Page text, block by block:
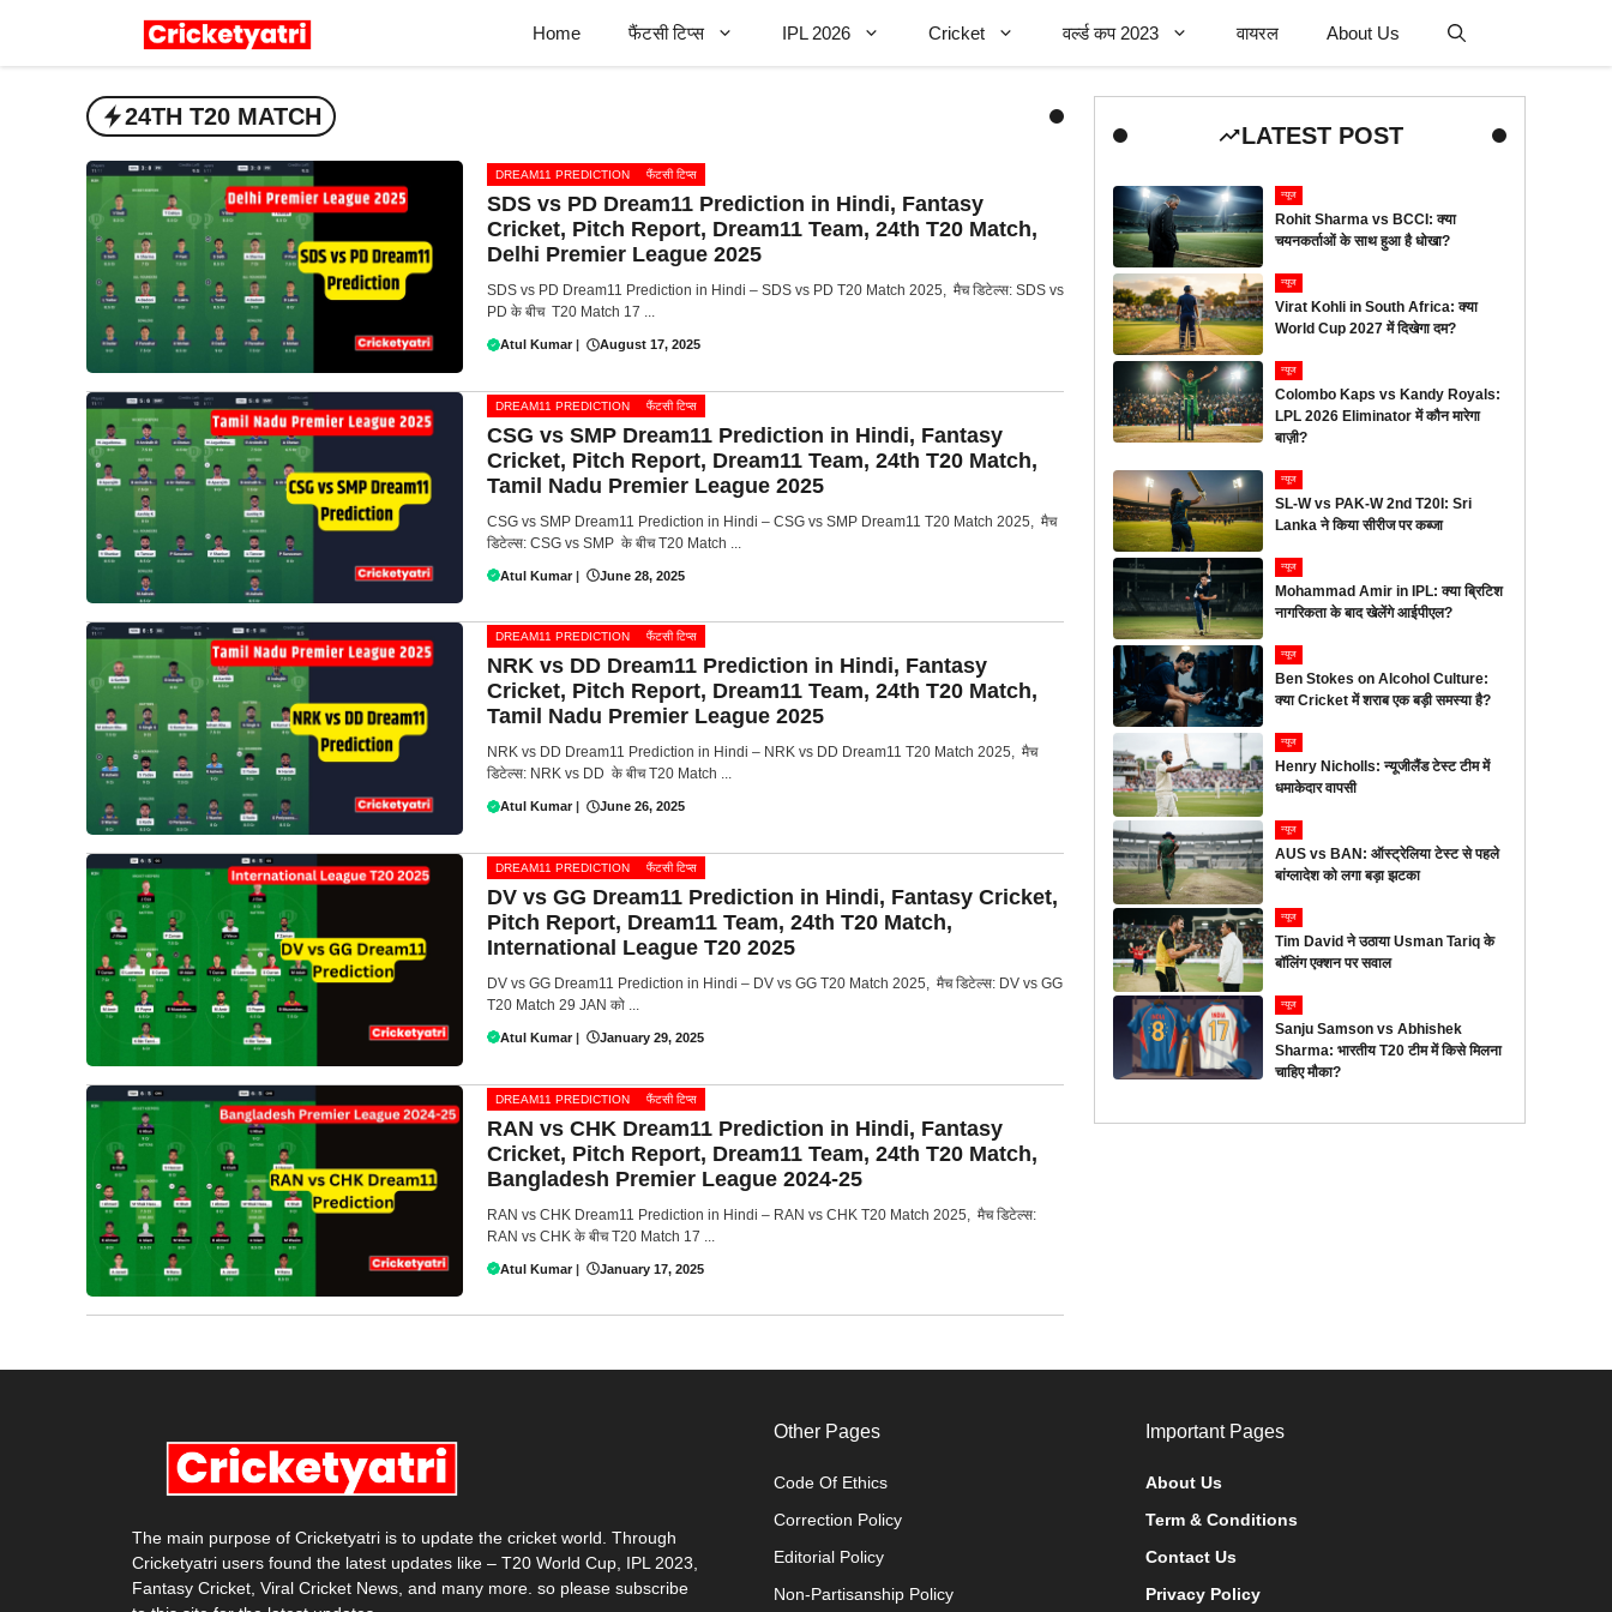
Home फैंटसी टिप्स IPL 2026 Cricket वर्ल्ड कप 2023 वायरल About Us
24TH T20 MATCH
DREAM11 PREDICTION फैंटसी टिप्स
SDS vs PD Dream11 Prediction in Hindi, Fantasy
Cricket, Pitch Report, Dream11 Team, 24th T20 Match,
Delhi Premier League 2025
SDS vs PD Dream11 Prediction in Hindi – SDS vs PD T20 Match 2025, मैच डिटेल्स: SDS vs
PD के बीच T20 Match 17 ...
Atul Kumar | August 17, 2025
DREAM11 PREDICTION फैंटसी टिप्स
CSG vs SMP Dream11 Prediction in Hindi, Fantasy
Cricket, Pitch Report, Dream11 Team, 24th T20 Match,
Tamil Nadu Premier League 2025
CSG vs SMP Dream11 Prediction in Hindi – CSG vs SMP Dream11 T20 Match 2025, मैच
डिटेल्स: CSG vs SMP के बीच T20 Match ...
Atul Kumar | June 28, 2025
DREAM11 PREDICTION फैंटसी टिप्स
NRK vs DD Dream11 Prediction in Hindi, Fantasy
Cricket, Pitch Report, Dream11 Team, 24th T20 Match,
Tamil Nadu Premier League 2025
NRK vs DD Dream11 Prediction in Hindi – NRK vs DD Dream11 T20 Match 2025, मैच
डिटेल्स: NRK vs DD के बीच T20 Match ...
Atul Kumar June 26, 2025
DREAM11 PREDICTION फैंटसी टिप्स
DV vs GG Dream11 Prediction in Hindi, Fantasy Cricket,
Pitch Report, Dream11 Team, 24th T20 Match,
International League T20 2025
DV vs GG Dream11 Prediction in Hindi – DV vs GG T20 Match 2025, मैच डिटेल्स: DV vs GG
T20 Match 29 JAN को ...
Atul Kumar | January 29, 2025
DREAM11 PREDICTION फैंटसी टिप्स
RAN vs CHK Dream11 Prediction in Hindi, Fantasy
Cricket, Pitch Report, Dream11 Team, 24th T20 Match,
Bangladesh Premier League 2024-25
RAN vs CHK Dream11 Prediction in Hindi – RAN vs CHK T20 Match 2025, मैच डिटेल्स:
RAN vs CHK के बीच T20 Match 17 ...
Atul Kumar | January 17, 2025
LATEST POST
न्यूज
Rohit Sharma vs BCCI: क्या
चयनकर्ताओं के साथ हुआ है धोखा?
न्यूज
Virat Kohli in South Africa: क्या
World Cup 2027 में दिखेगा दम?
न्यूज
Colombo Kaps vs Kandy Royals:
LPL 2026 Eliminator में कौन मारेगा
बाज़ी?
न्यूज
SL-W vs PAK-W 2nd T20I: Sri
Lanka ने किया सीरीज पर कब्जा
न्यूज
Mohammad Amir in IPL: क्या ब्रिटिश
नागरिकता के बाद खेलेंगे आईपीएल?
न्यूज
Ben Stokes on Alcohol Culture:
क्या Cricket में शराब एक बड़ी समस्या है?
न्यूज
Henry Nicholls: न्यूजीलैंड टेस्ट टीम में
धमाकेदार वापसी
न्यूज
AUS vs BAN: ऑस्ट्रेलिया टेस्ट से पहले
बांग्लादेश को लगा बड़ा झटका
न्यूज
Tim David ने उठाया Usman Tariq के
बॉलिंग एक्शन पर सवाल
न्यूज
Sanju Samson vs Abhishek
Sharma: भारतीय T20 टीम में किसे मिलना
चाहिए मौका?
The main purpose of Cricketyatri is to update the cricket world. Through
Cricketyatri users found the latest updates like – T20 World Cup, IPL 2023,
Fantasy Cricket, Viral Cricket News, and many more. so please subscribe
Other Pages
Code Of Ethics
Correction Policy
Editorial Policy
Non-Partisanship Policy
Important Pages
About Us
Term & Conditions
Contact Us
Privacy Policy